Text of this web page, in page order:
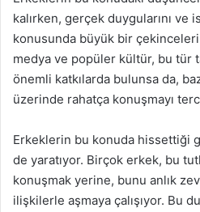
kalırken, gerçek duygularını ve
konusunda büyük bir
medya ve popüler kültür, bu tür
önemli katkılarda bulunsa da,
üzerinde rahatça konuşmayı
Erkeklerin bu konuda hissettiği
de yaratıyor. Birçok erkek, bu
konuşmak yerine, bunu anlık
ilişkilerle aşmaya çalışıyor. Bu